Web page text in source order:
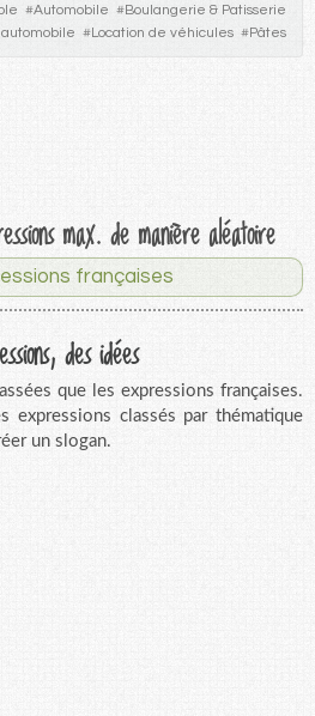
#Automobile #Boulangerie & Patisserie
#Location de véhicules #Pâtes
max. de manière aléatoire
françaises
des idées
que les expressions françaises.
expressions classés par thématique
un slogan.